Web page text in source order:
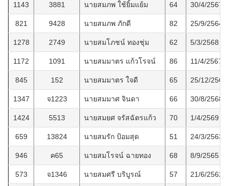
1143 3881 นายสมภพ ใช้ยิ้มแย้ม 64 30/4/2567
821 9428 นายสมภพ ภักดี 82 25/9/2564
1278 2749 นายสมโภชน์ ทองชุ่ม 62 5/3/2568
1172 1091 นายสมมาตร แก้วโรจน์ 86 11/4/2567
845 152 นายสมมาตร ใจดี 65 25/12/2564
1347 จ1223 นายสมมาศ จินดา 66 30/8/2568
1424 5513 นายสมยศ จรัสฉัตรแก้ว 70 1/4/2569
659 13824 นายสมรัก ป้อมสุด 51 24/3/2563
946 ค65 นายสมโรจน์ ฉายทอง 68 8/9/2565
573 จ1346 นายสมศรี บริบูรณ์ 57 21/6/2562